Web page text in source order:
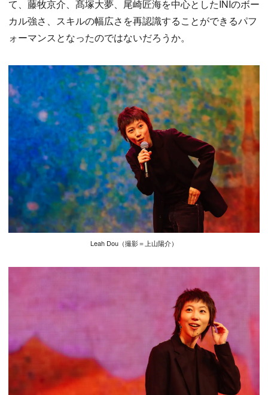
て、藤牧京介、髙塚大夢、尾崎匠海を中心としたINIのボー
カル強さ、スキルの幅広さを再認識することができるパフ
ォーマンスとなったのではないだろうか。
Leah Dou（撮影＝上山陽介）